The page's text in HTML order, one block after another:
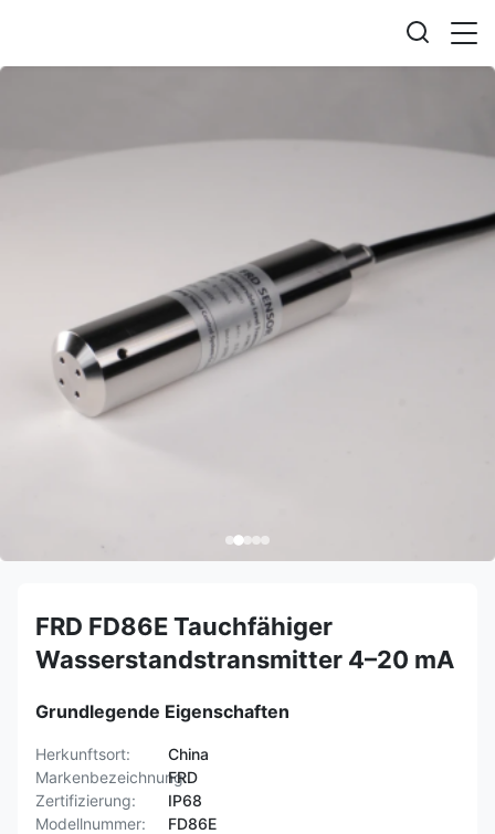
FRD FD86E Tauchfähiger
Wasserstandstransmitter 4–20 mA
Grundlegende Eigenschaften
Herkunftsort:
China
Markenbezeichnung:
FRD
Zertifizierung:
IP68
Modellnummer:
FD86E